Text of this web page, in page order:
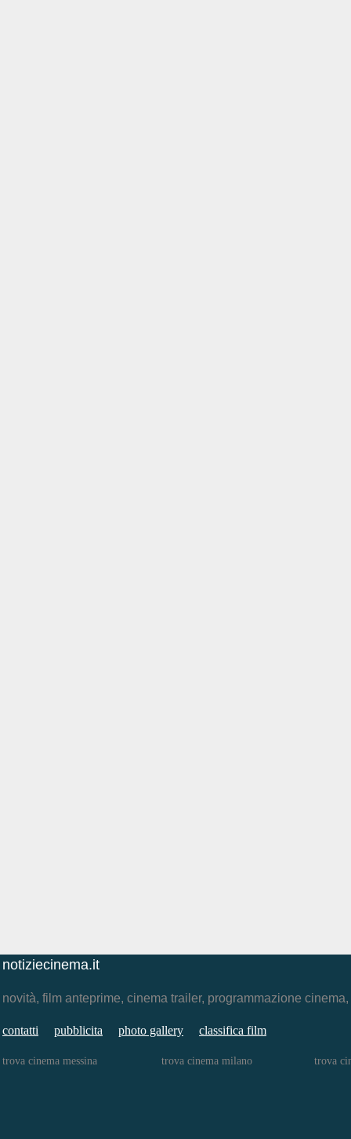
notiziecinema.it
novità, film anteprime, cinema trailer, programmazione
contatti pubblicita photo gallery classifica film
trova cinema messina trova cinema milano trova